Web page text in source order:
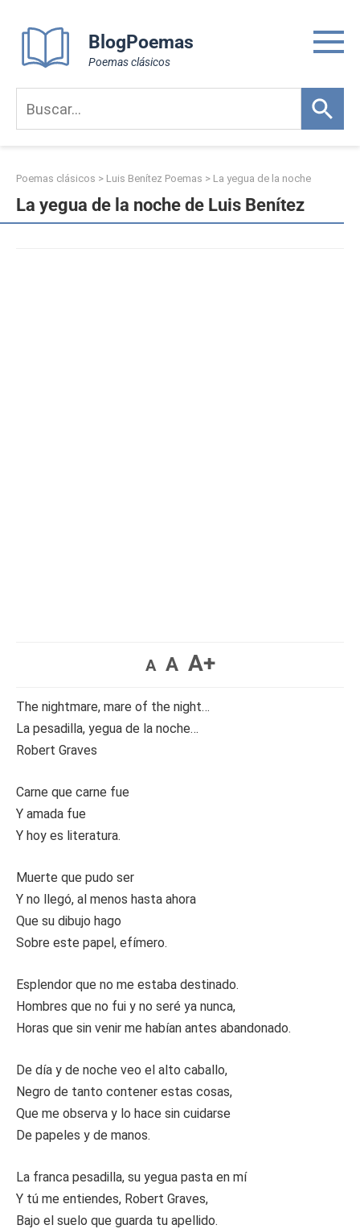
content
BlogPoemas
Poemas clásicos
Poemas clásicos > Luis Benítez Poemas > La yegua de la noche
La yegua de la noche de Luis Benítez
A A A+
The nightmare, mare of the night…
La pesadilla, yegua de la noche…
Robert Graves
Carne que carne fue
Y amada fue
Y hoy es literatura.
Muerte que pudo ser
Y no llegó, al menos hasta ahora
Que su dibujo hago
Sobre este papel, efímero.
Esplendor que no me estaba destinado.
Hombres que no fui y no seré ya nunca,
Horas que sin venir me habían antes abandonado.
De día y de noche veo el alto caballo,
Negro de tanto contener estas cosas,
Que me observa y lo hace sin cuidarse
De papeles y de manos.
La franca pesadilla, su yegua pasta en mí
Y tú me entiendes, Robert Graves,
Bajo el suelo que guarda tu apellido.